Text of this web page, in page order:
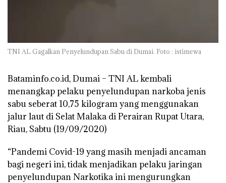
TNI AL Gagalkan Penyelundupan Sabu di Dumai. Foto : istimewa
Bataminfo.co.id, Dumai – TNI AL kembali
menangkap pelaku penyelundupan narkoba jenis
sabu seberat 10,75 kilogram yang menggunakan
jalur laut di Selat Malaka di Perairan Rupat Utara,
Riau, Sabtu (19/09/2020)
“Pandemi Covid-19 yang masih menjadi ancaman
bagi negeri ini, tidak menjadikan pelaku jaringan
penyelundupan Narkotika ini mengurungkan